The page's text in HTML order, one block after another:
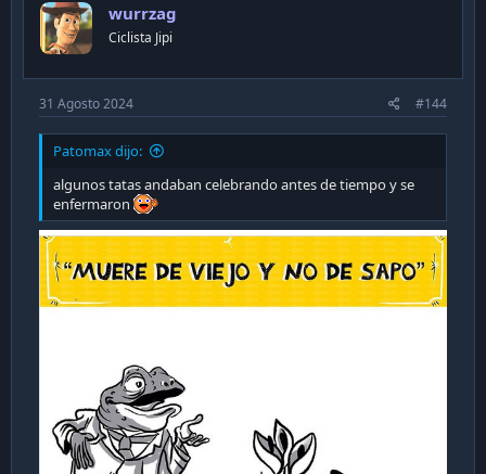
o
n
s
wurrzag
Ciclista Jipi
31 Agosto 2024 #144
Patomax dijo:
algunos tatas andaban celebrando antes de tiempo y se
enfermaron